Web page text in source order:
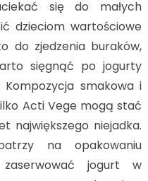
się do małych
dzieciom wartościowe
do zjedzenia buraków,
sięgnąć po jogurty
smakowa i
Acti Vege mogą stać
największego niejadka.
na opakowaniu
jogurt w